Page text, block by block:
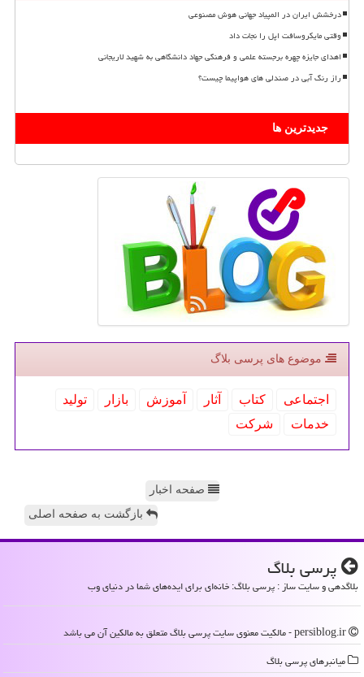
درخشش ایران در المپیاد جهانی هوش مصنوعی
وقتی مایکروسافت اپل را نجات داد
اهدای جایزه چهره برجسته علمی و فرهنگی جهاد دانشگاهی به شهید لاریجانی
راز رنگ آبی در صندلی های هواپیما چیست؟
جدیدترین ها
موضوع های پرسی بلاگ
اجتماعی كتاب آثار آموزش بازار
تولید
خدمات
شركت
صفحه اخبار
بازگشت به صفحه اصلی
پرسی بلاگ
بلاگدهی و سایت ساز : پرسی بلاگ: خانه‌ای برای ایده‌های شما در دنیای وب
میانبرهای پرسی بلاگ